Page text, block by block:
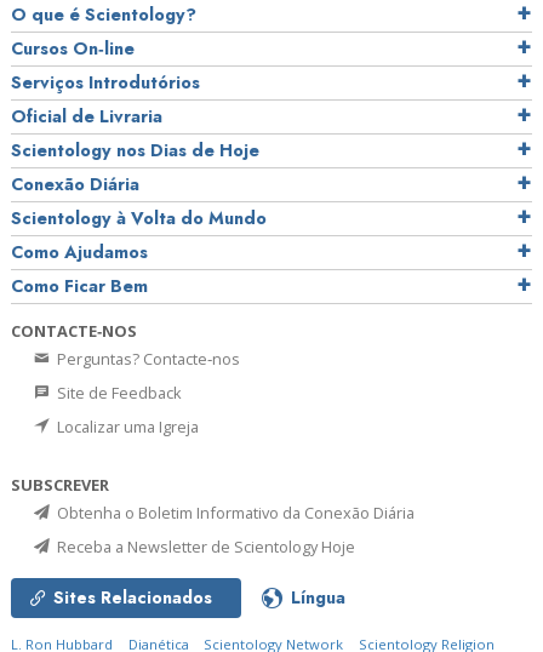
O que é Scientology?
Cursos On‑line
Serviços Introdutórios
Oficial de Livraria
Scientology nos Dias de Hoje
Conexão Diária
Scientology à Volta do Mundo
Como Ajudamos
Como Ficar Bem
CONTACTE‑NOS
Perguntas? Contacte‑nos
Site de Feedback
Localizar uma Igreja
SUBSCREVER
Obtenha o Boletim Informativo da Conexão Diária
Receba a Newsletter de Scientology Hoje
Sites Relacionados Língua
L. Ron Hubbard Dianética Scientology Network Scientology Religion